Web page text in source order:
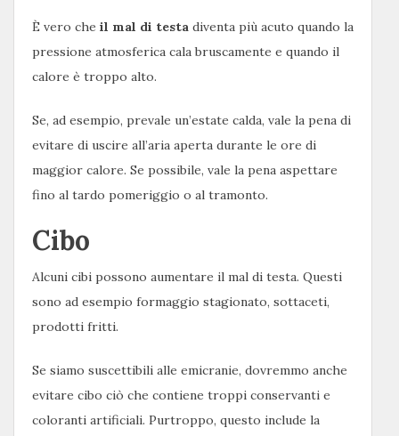
È vero che il mal di testa diventa più acuto quando la
pressione atmosferica cala bruscamente e quando il
calore è troppo alto.
Se, ad esempio, prevale un’estate calda, vale la pena di
evitare di uscire all’aria aperta durante le ore di
maggior calore. Se possibile, vale la pena aspettare
fino al tardo pomeriggio o al tramonto.
Cibo
Alcuni cibi possono aumentare il mal di testa. Questi
sono ad esempio formaggio stagionato, sottaceti,
prodotti fritti.
Se siamo suscettibili alle emicranie, dovremmo anche
evitare cibo ciò che contiene troppi conservanti e
coloranti artificiali. Purtroppo, questo include la